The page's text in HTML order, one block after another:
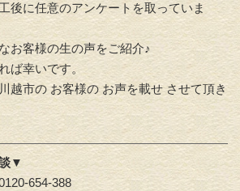
後に任意のアンケートを取っていま
お客様の生の声をご紹介♪
ば幸いです。
越市の お客様の お声を載せ させて頂き
▼
654-388